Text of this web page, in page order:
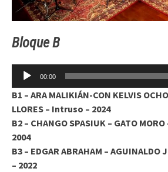
Bloque B
Reproductor
audio
00:00
B1 – ARA MALIKIÁN-CON KELVIS
LLORES – Intruso – 2024
B2 – CHANGO SPASIUK – GATO
2004
B3 – EDGAR ABRAHAM –
– 2022